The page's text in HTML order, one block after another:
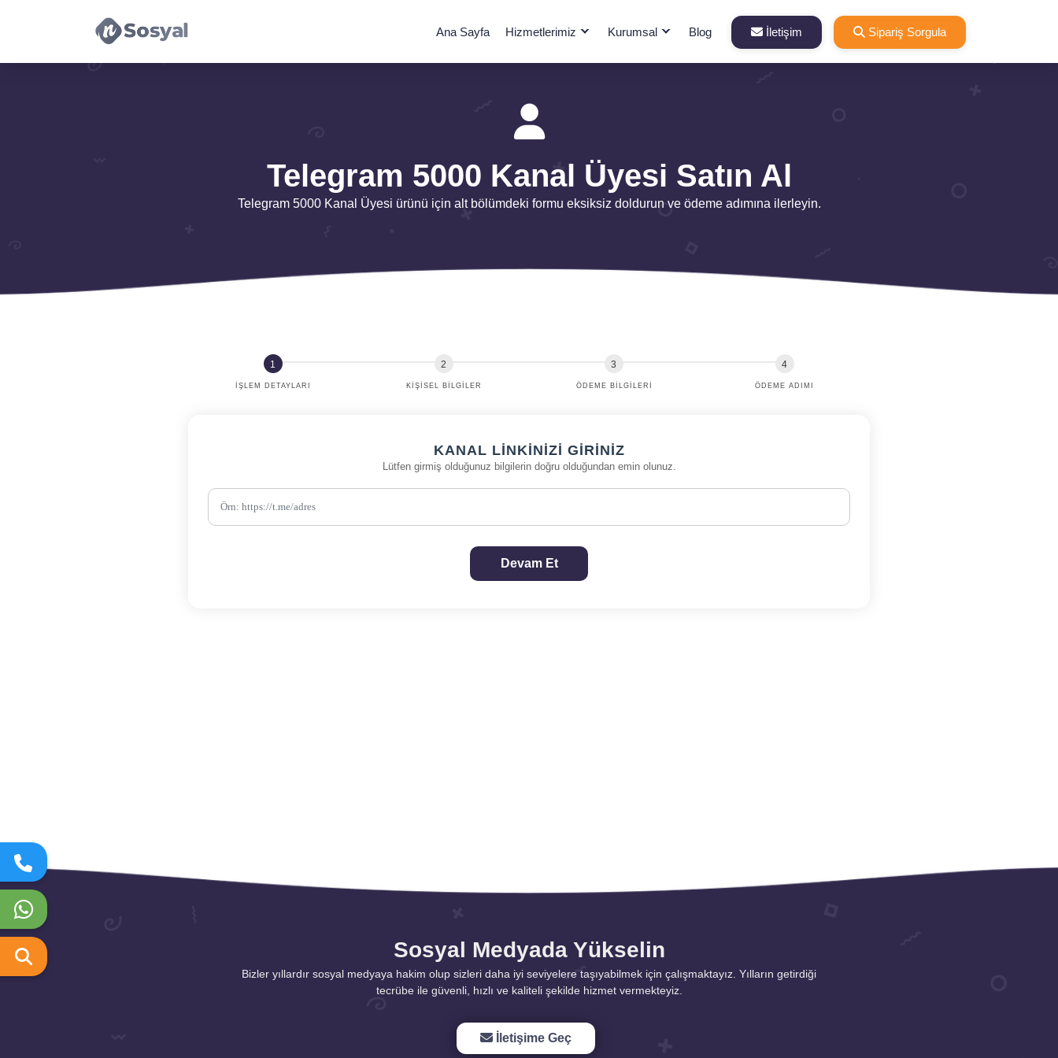
Ana Sayfa Hizmetlerimiz Kurumsal Blog İletişim Sipariş Sorgula
Telegram 5000 Kanal Üyesi Satın Al
Telegram 5000 Kanal Üyesi ürünü için alt bölümdeki formu eksiksiz doldurun ve ödeme adımına ilerleyin.
İŞLEM DETAYLARI KIŞISEL BILGILER ÖDEME BILGILERI ÖDEME ADIMI
KANAL LINKINIZI GIRINIZ
Lütfen girmiş olduğunuz bilgilerin doğru olduğundan emin olunuz.
Devam Et
Sosyal Medyada Yükselin
Bizler yıllardır sosyal medyaya hakim olup sizleri daha iyi seviyelere taşıyabilmek için çalışmaktayız. Yılların getirdiği
tecrübe ile güvenli, hızlı ve kaliteli şekilde hizmet vermekteyiz.
İletişime Geç